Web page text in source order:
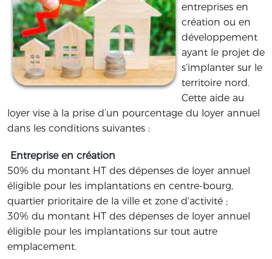
entreprises en
création ou en
développement
ayant le projet de
s’implanter sur le
territoire nord.
Cette aide au
loyer vise à la prise d’un pourcentage du loyer annuel
dans les conditions suivantes :
Entreprise en création
50% du montant HT des dépenses de loyer annuel
éligible pour les implantations en centre-bourg,
quartier prioritaire de la ville et zone d'activité ;
30% du montant HT des dépenses de loyer annuel
éligible pour les implantations sur tout autre
emplacement.